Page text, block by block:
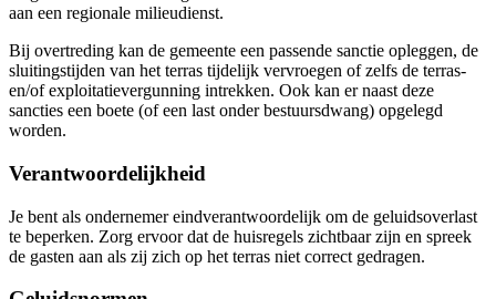
aan een regionale milieudienst.
Bij overtreding kan de gemeente een passende sanctie opleggen, de
sluitingstijden van het terras tijdelijk vervroegen of zelfs de terras-
en/of exploitatievergunning intrekken. Ook kan er naast deze
sancties een boete (of een last onder bestuursdwang) opgelegd
worden.
Verantwoordelijkheid
Je bent als ondernemer eindverantwoordelijk om de geluidsoverlast
te beperken. Zorg ervoor dat de huisregels zichtbaar zijn en spreek
de gasten aan als zij zich op het terras niet correct gedragen.